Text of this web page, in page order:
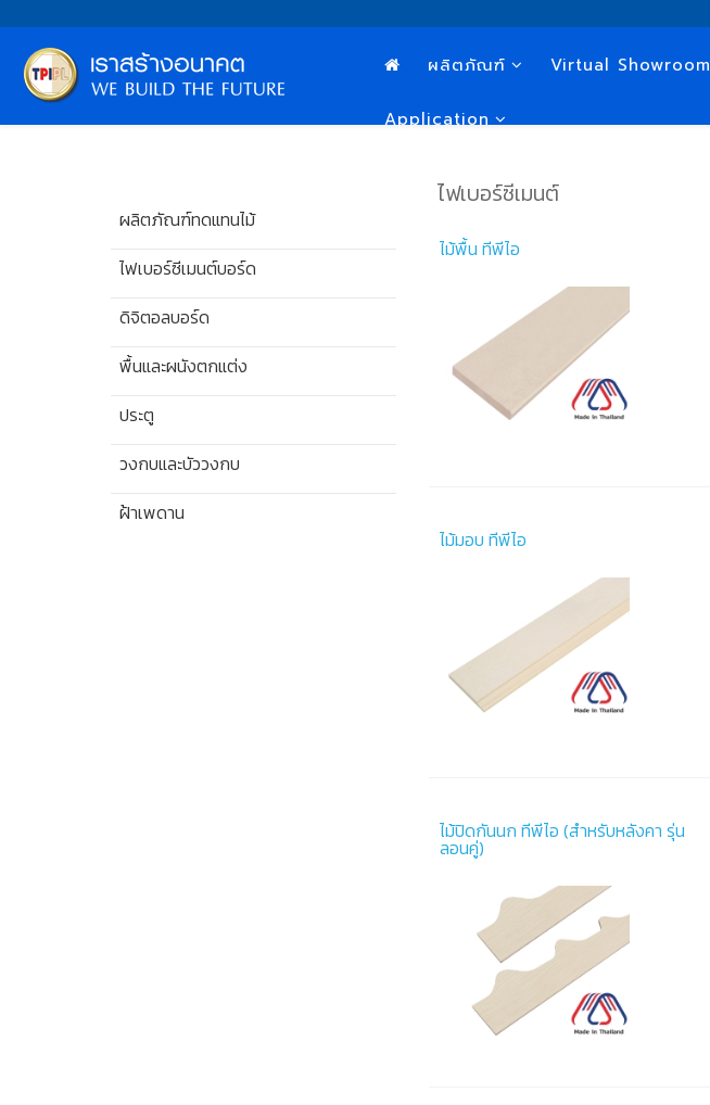
ผลิตภัณฑ์ Virtual Showroom
Application
ผลิตภัณฑ์ทดแทนไม้
ไฟเบอร์ซีเมนต์บอร์ด
ดิจิตอลบอร์ด
พื้นและผนังตกแต่ง
ประตู
วงกบและบัววงกบ
ฝ้าเพดาน
ไฟเบอร์ซีเมนต์
ไม้พื้น ทีพีไอ
ไม้มอบ ทีพีไอ
ไม้ปิดกันนก ทีพีไอ (สำหรับหลังคา รุ่น
ลอนคู่)